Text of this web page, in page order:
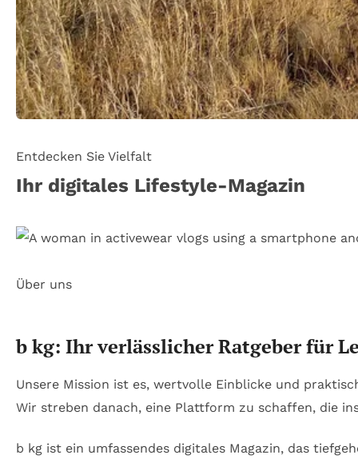
Entdecken Sie Vielfalt
Ihr digitales Lifestyle-Magazin
Über uns
b kg: Ihr verlässlicher Ratgeber für
Unsere Mission ist es, wertvolle Einblicke und
Wir streben danach, eine Plattform zu schaffen, die
b kg ist ein umfassendes digitales Magazin, das